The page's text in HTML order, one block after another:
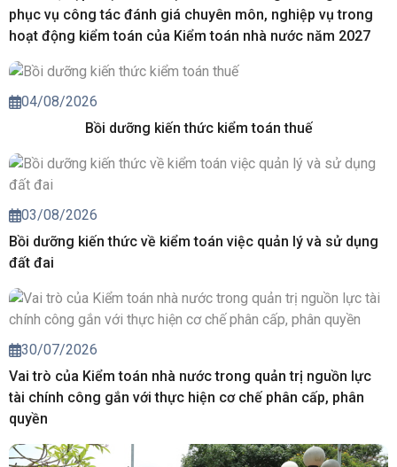
phục vụ công tác đánh giá chuyên môn, nghiệp vụ trong
hoạt động kiểm toán của Kiểm toán nhà nước năm 2027
04/08/2026
Bồi dưỡng kiến thức kiểm toán thuế
03/08/2026
Bồi dưỡng kiến thức về kiểm toán việc quản lý và sử dụng
đất đai
30/07/2026
Vai trò của Kiểm toán nhà nước trong quản trị nguồn lực
tài chính công gắn với thực hiện cơ chế phân cấp, phân
quyền